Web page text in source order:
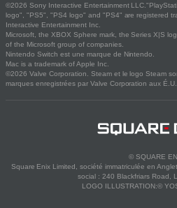
©2026 Sony Interactive Entertainment
logo", "PS5", "PS4 logo" and "PS4" are registered
Interactive Entertainment Inc.
Microsoft, the XBOX Sphere mark, the Series X|S
of the Microsoft group of companies.
Nintendo Switch est une marque de Nintendo.
Mac is a trademark of Apple Inc.
©2026 Valve Corporation. Steam et le logo Steam
marques enregistrées par Valve Corporation aux
© SQUARE
Square Enix Limited, société immatriculée en
social : 240 Blackfriars Road,
LOGO ILLUSTRATION:©